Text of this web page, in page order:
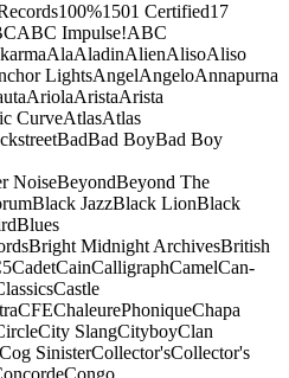
100%1501 Certified17
ABC Impulse!ABC
AlaAladinAlienAlisoAliso
LightsAngelAngeloAnnapurna
AriolaAristaArista
CurveAtlasAtlas
BadBad BoyBad Boy
NoiseBeyondBeyond The
Black JazzBlack LionBlack
Blues
Bright Midnight ArchivesBritish
CadetCainCalligraphCamelCan-
Castle
CFEChaleurePhoniqueChapa
City SlangCityboyClan
Cog SinisterCollector'sCollector's